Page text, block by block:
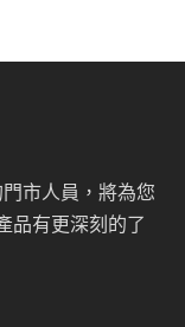
市人員，將為您
品有更深刻的了